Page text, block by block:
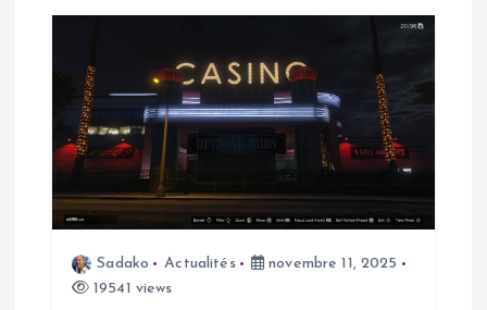
e
Sadako Actualités
novembre 11, 2025
19541 views